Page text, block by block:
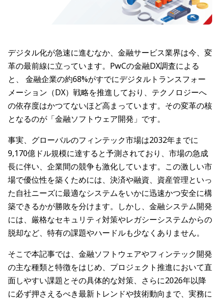
デジタル化が急速に進むなか、金融サービス業界は今、変
革の最前線に立っています。PwCの金融DX調査による
と、 金融企業の約68%がすでにデジタルトランスフォー
メーション（DX）戦略を推進しており、テクノロジーへ
の依存度はかつてないほど高まっています。その変革の核
となるのが「金融ソフトウェア開発」です。
事実、グローバルのフィンテック市場は2032年までに
9,170億ドル規模に達すると予測されており、市場の急成
長に伴い、企業間の競争も激化しています。この激しい市
場で優位性を築くためには、決済や融資、資産管理といっ
た自社ニーズに最適なシステムをいかに迅速かつ安全に構
築できるかが勝敗を分けます。しかし、金融システム開発
には、厳格なセキュリティ対策やレガシーシステムからの
脱却など、特有の課題やハードルも少なくありません。
そこで本記事では、金融ソフトウェアやフィンテック開発
の主な種類と特徴をはじめ、プロジェクト推進において直
面しやすい課題とその具体的な対策、さらに2026年以降
に必ず押さえるべき最新トレンドや技術動向まで、実務に